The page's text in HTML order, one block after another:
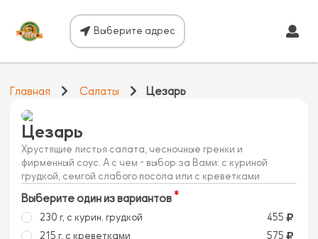
Выберите адрес
Главная Салаты Цезарь
Цезарь
Хрустящие листья салата, чесночные гренки и
фирменный соус. А с чем - выбор за Вами: с куриной
грудкой, семгой слабого посола или с креветками
Выберите один из вариантов
230 г, c курин. грудкой
455
215 г, c креветками
575